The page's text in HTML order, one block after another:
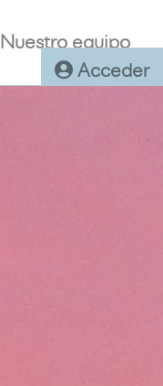
Nuestro equipo
Acceder